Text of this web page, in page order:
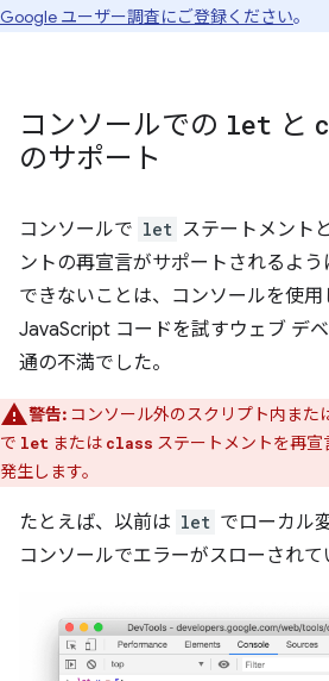
Google ユーザー調査にご登録ください。
コンソールでの let と
のサポート
コンソールで let ステートメントと
ントの再宣言がサポートされるよ
できないことは、コンソールを使用
JavaScript コードを試すウェブ デ
通の不満でした。
警告: コンソール外のスクリプト内また
で let または class ステートメントを再宣
発生します。
たとえば、以前は let でローカル
コンソールでエラーがスローされて